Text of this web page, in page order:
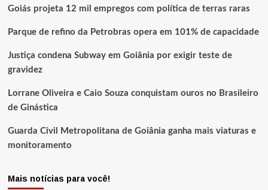
Goiás projeta 12 mil empregos com política de terras raras
Parque de refino da Petrobras opera em 101% de capacidade
Justiça condena Subway em Goiânia por exigir teste de
gravidez
Lorrane Oliveira e Caio Souza conquistam ouros no Brasileiro
de Ginástica
Guarda Civil Metropolitana de Goiânia ganha mais viaturas e
monitoramento
Mais notícias para você!